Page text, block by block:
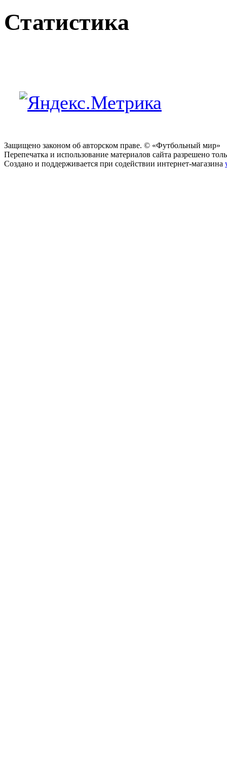
Статистика
Защищено законом об авторском праве. © «Футбольный мир»
Перепечатка и использование материалов сайта разрешено
Создано и поддерживается при содействии интернет-магазина